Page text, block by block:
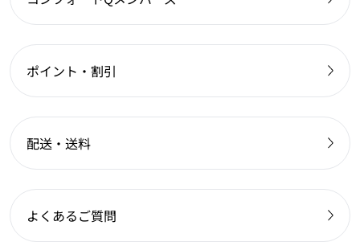
ポイント・割引
配送・送料
よくあるご質問